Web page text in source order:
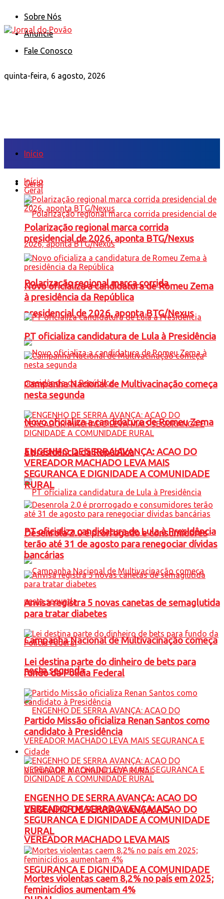
Sobre Nós
Anuncie
Fale Conosco
quinta-feira, 6 agosto, 2026
Início
Geral
Polarização regional marca corrida
presidencial de 2026, aponta BTG/Nexus
Novo oficializa a candidatura de Romeu Zema
à presidência da República
PT oficializa candidatura de Lula à Presidência
Campanha Nacional de Multivacinação começa
nesta segunda
ENGENHO DE SERRA AVANÇA: ACAO DO
VEREADOR MACHADO LEVA MAIS
SEGURANCA E DIGNIDADE A COMUNIDADE
Início
Geral
Polarização regional marca corrida
presidencial de 2026, aponta BTG/Nexus
Novo oficializa a candidatura de Romeu Zema
à presidência da República
PT oficializa candidatura de Lula à Presidência
Campanha Nacional de Multivacinação começa
nesta segunda
ENGENHO DE SERRA AVANÇA: ACAO DO
VEREADOR MACHADO LEVA MAIS
SEGURANCA E DIGNIDADE A COMUNIDADE
RURAL
Desenrola 2.0 é prorrogado e consumidores
terão até 31 de agosto para renegociar dívidas
bancárias
Anvisa registra 5 novas canetas de semaglutida
para tratar diabetes
Lei destina parte do dinheiro de bets para
fundo da Polícia Federal
Partido Missão oficializa Renan Santos como
candidato à Presidência
Cidade
ENGENHO DE SERRA AVANÇA: ACAO DO
VEREADOR MACHADO LEVA MAIS
SEGURANCA E DIGNIDADE A COMUNIDADE
RURAL
Mortes violentas caem 8,2% no país em 2025;
feminicídios aumentam 4%